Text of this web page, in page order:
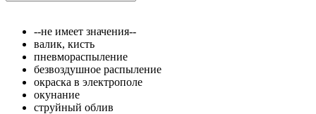
--не имеет значения--
валик, кисть
пневмораспыление
безвоздушное распыление
окраска в электрополе
окунание
струйный облив